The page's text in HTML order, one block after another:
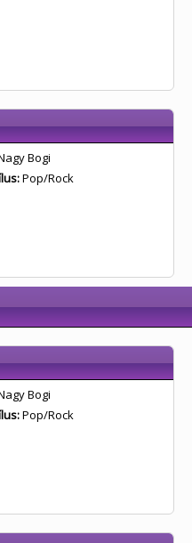
Bogi
Pop/Rock
Bogi
Pop/Rock